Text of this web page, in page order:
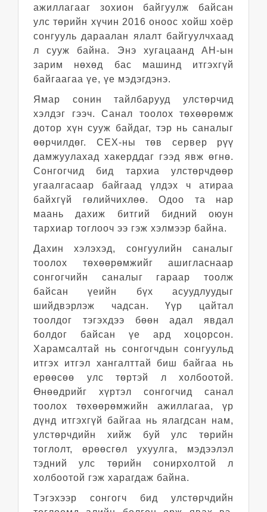
ажиллагааг зохион байгуулж байсан
улс төрийн хүчин 2016 оноос хойш хоёр
сонгууль дараалан ялалт байгуулчхаад
л сууж байна. Энэ хугацаанд АН-ын
зарим нөхөд бас машинд итгэхгүй
байгаагаа үе, үе мэдэгдэнэ.
Ямар сонин тайлбарууд улстөрчид
хэлдэг гээч. Санал тоолох төхөөрөмж
дотор хүн сууж байдаг, тэр нь саналыг
өөрчилдөг. СЕХ-ны төв сервер рүү
дамжуулахад хакерддаг гээд явж өгнө.
Сонгогчид бид тархиа улстөрчдөөр
угаалгасаар байгаад үлдэх ч атираа
байхгүй гөлийчихлөө. Одоо та нар
маань дахиж битгий бидний оюун
тархиар тоглооч ээ гэж хэлмээр байна.
Дахин хэлэхэд, сонгуулийн саналыг
тоолох төхөөрөмжийг ашигласнаар
сонгогчийн саналыг гараар тоолж
байсан үеийн бүх асуудлуудыг
шийдвэрлэж чадсан. Үүр цайтал
тоолдог тэгэхдээ бөөн адал явдал
болдог байсан үе ард хоцорсон.
Харамсалтай нь сонгогчдын сонгуульд
итгэх итгэл хангалттай биш байгаа нь
ерөөсөө улс төртэй л холбоотой.
Өнөөдрийг хүртэл сонгогчид санал
тоолох төхөөрөмжийн ажиллагаа, үр
дүнд итгэхгүй байгаа нь ялагдсан нам,
улстөрчдийн хийж буй улс төрийн
тоглолт, өрөөсгөл ухуулга, мэдээлэл
тэдний улс төрийн сонирхолтой л
холбоотой гэж харагдаж байна.
Тэгэхээр сонгогч бид улстөрчдийн